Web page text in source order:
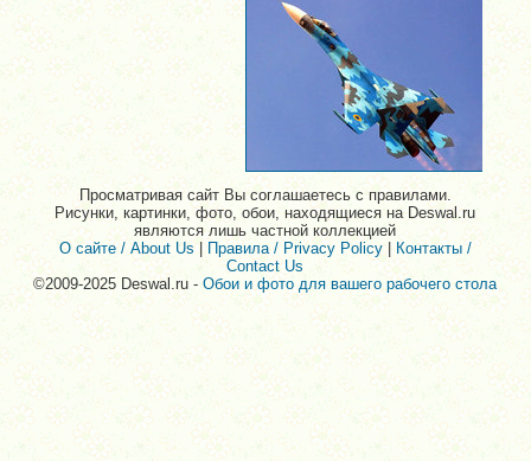
Просматривая сайт Вы соглашаетесь с правилами.
Рисунки, картинки, фото, обои, находящиеся на Deswal.ru
являются лишь частной коллекцией
О сайте / About Us |Правила / Privacy Policy| Контакты /
Contact Us
©2009-2025 Deswal.ru -Обои и фото для вашего рабочего стола